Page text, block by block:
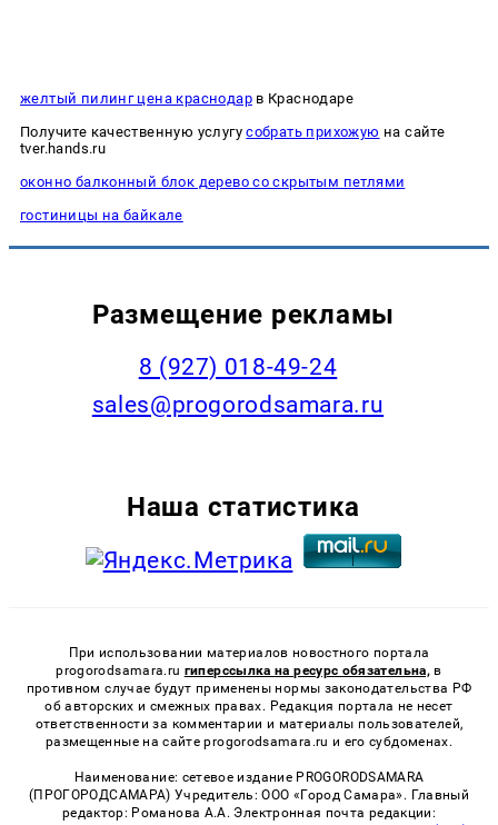
желтый пилинг цена краснодарв Краснодаре
Получите качественную услугусобрать прихожую на сайте
tver.hands.ru
оконно балконный блок дерево со скрытым петлями
гостиницы на байкале
Размещение рекламы
8 (927) 018-49-24
sales@progorodsamara.ru
Наша статистика
При использовании материалов новостного портала
progorodsamara.ru гиперссылка на ресурс обязательна, в
противном случае будут применены нормы законодательства РФ
об авторских и смежных правах. Редакция портала не несет
ответственности за комментарии и материалы пользователей,
размещенные на сайте progorodsamara.ru и его субдоменах.
Наименование: сетевое издание PROGORODSAMARA
(ПРОГОРОДСАМАРА) Учредитель: ООО «Город Самара». Главный
редактор: Романова А.А. Электронная почта редакции: